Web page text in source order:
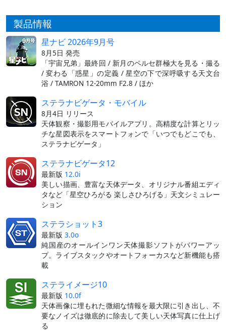
製品情報
星ナビ 2026年9月号
8月5日 発売
「宇宙兄弟」最終回 / 新月のペルセ群極大を見る・撮る
/ 変わる「惑星」の定義 / 星空の下で深呼吸する天文台
浴 / TAMRON 12-20mm F2.8 / ほか
ステラナビゲータ・モバイル
8月4日 リリース
天体観察・撮影用モバイルアプリ。高精度な計算とリッ
チな星図表示をスマートフォンで「いつでもどこでも、
ステラナビゲータ」
ステラナビゲータ12
最新版 12.0i
美しい描画、豊富な天体データ、オリジナル番組エディ
タなど「星空ひろがる 楽しさひろげる」天文シミュレー
ション
ステラショット3
最新版 3.0o
純国産のオールインワン天体撮影ソフトがパワーアッ
プ。ライブスタックやオートフォーカスなど新機能も搭
載
ステライメージ10
最新版 10.0f
天体画像に埋もれた微細な情報を最大限に引き出し、不
要なノイズは徹底的に除去して美しい天体写真に仕上げ
る